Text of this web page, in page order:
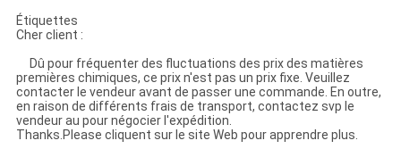
Étiquettes
Cher client :
Dû pour fréquenter des fluctuations des prix des matières
premières chimiques, ce prix n'est pas un prix fixe. Veuillez
contacter le vendeur avant de passer une commande. En outre,
en raison de différents frais de transport, contactez svp le
vendeur au pour négocier l'expédition.
Thanks.Please cliquent sur le site Web pour apprendre plus.